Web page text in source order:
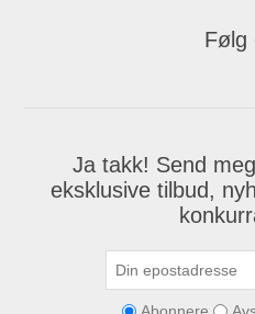
Følg
Ja takk! Send
eksklusive tilbud,